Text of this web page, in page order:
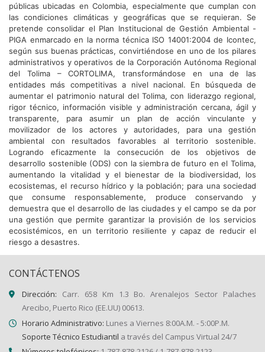
públicas ubicadas en Colombia, especialmente que cumplan con
las condiciones climáticas y geográficas que se requieran. Se
pretende consolidar el Plan Institucional de Gestión Ambiental -
PIGA enmarcado en la norma técnica ISO 14001:2004 de Icontec,
según sus buenas prácticas, convirtiéndose en uno de los pilares
administrativos y operativos de la Corporación Autónoma Regional
del Tolima – CORTOLIMA, transformándose en una de las
entidades más competitivas a nivel nacional. En búsqueda de
aumentar el patrimonio natural del Tolima, con liderazgo regional,
rigor técnico, información visible y administración cercana, ágil y
transparente, para asumir un plan de acción vinculante y
movilizador de los actores y autoridades, para una gestión
ambiental con resultados favorables al territorio sostenible.
Logrando eficazmente la consecución de los objetivos de
desarrollo sostenible (ODS) con la siembra de futuro en el Tolima,
aumentando la vitalidad y el bienestar de la biodiversidad, los
ecosistemas, el recurso hídrico y la población; para una sociedad
que consume responsablemente, produce conservando y
demuestra que el desarrollo de las ciudades y el campo se da por
una gestión que permite garantizar la provisión de los servicios
ecosistémicos, en un territorio resiliente y capaz de reducir el
riesgo a desastres.
CONTÁCTENOS
Dirección: Carr. 658 Km 1.3 Bo. Arenalejos Sector Palaches
Arecibo, Puerto Rico (EE.UU) 00613.
Horario Administrativo: Lunes a Viernes 8:00A.M. - 5:00P.M.
Soporte Técnico Estudiantil a través del Campus Virtual 24/7